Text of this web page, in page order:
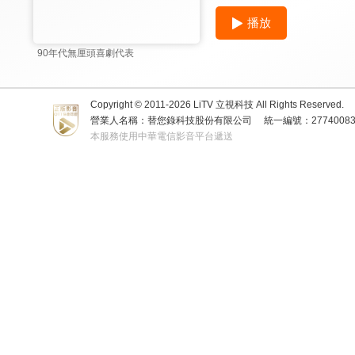
90年代無厘頭喜劇代表
播放
Copyright © 2011-2026 LiTV 立視科技 All Rights Reserved.
營業人名稱：替您錄科技股份有限公司
統一編號：
本服務使用中華電信影音平台遞送